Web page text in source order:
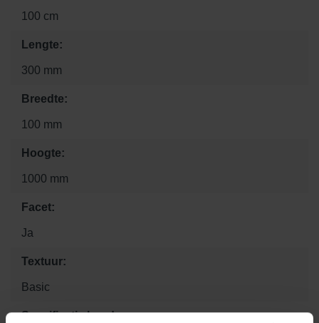
100 cm
Lengte:
300 mm
Breedte:
100 mm
Hoogte:
1000 mm
Facet:
Ja
Textuur:
Basic
Specificatie band: